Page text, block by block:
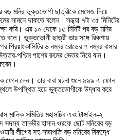
বড় মনির ভুক্তভোগী ছাত্রীকে মেসেজ দিয়ে
সামনে থাকতে বলেন। সন্ধ্যা ৭টা ৩৫ মিনিটের
করি। এর ১০ থেকে ১৫ মিনিট পর বড় মনির
বলে। ভুক্তভোগী ছাত্রী তার সঙ্গে রিকশায়
প্রিয়াংকাসিটির ৬ নম্বর রোডের ৭ নম্বর বাসার
পশ্চিম পাশের রুমের ভেতর নিয়ে যান।
ফোন দেন। তার বাবা ঘটনা শুনে ৯৯৯ এ ফোন
উপস্থিত হয়ে ভুক্তভোগীকে উদ্ধার করে
মালিক সমিতির মহাসচিব এবং টাঙ্গাইল-২
তানভীর হাসান ওরফে ছোট মনিরের বড়
লীগের সহ-সভাপতি বড় মনিরের বিরুদ্ধে